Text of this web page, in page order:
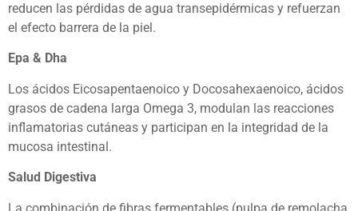
reducen las pérdidas de agua transepidérmicas y refuerzan
el efecto barrera de la piel.
Epa & Dha
Los ácidos Eicosapentaenoico y Docosahexaenoico, ácidos
grasos de cadena larga Omega 3, modulan las reacciones
inflamatorias cutáneas y participan en la integridad de la
mucosa intestinal.
Salud Digestiva
La combinación de fibras fermentables (pulpa de remolacha,